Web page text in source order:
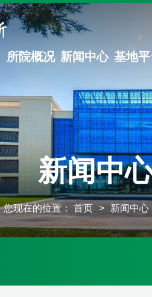
所院概况 新闻中心 基地
新闻中
您现在的位置： 首页 > 新闻中心